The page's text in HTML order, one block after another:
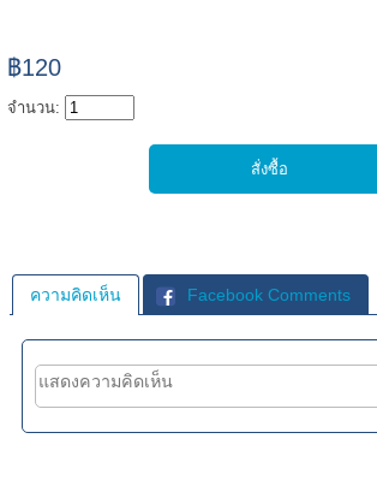
฿120
จำนวน:
ความคิดเห็น Facebook Comments